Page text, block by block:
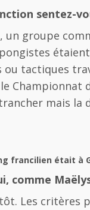
sentez-
un groupe
ou tactiques
Championnat
mais la
francilien était à
comme
Les critères